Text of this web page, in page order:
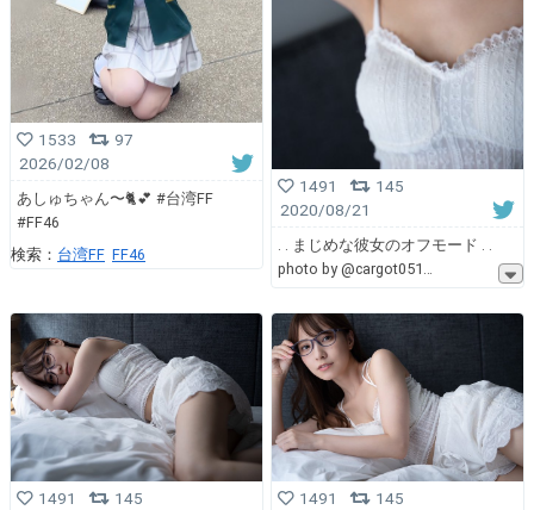
1533
97
2026/02/08
あしゅちゃん〜🐈💕 #台湾FF
#FF46
検索： 台湾FF FF46
1491
145
2020/08/21
. . まじめな彼女のオフモード . .
photo by @cargot051
1491
145
1491
145